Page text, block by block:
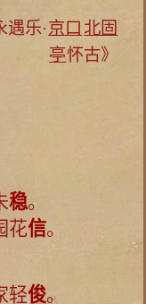
乐·京口 北固
亭怀古》
稳。
花信。
轻俊。